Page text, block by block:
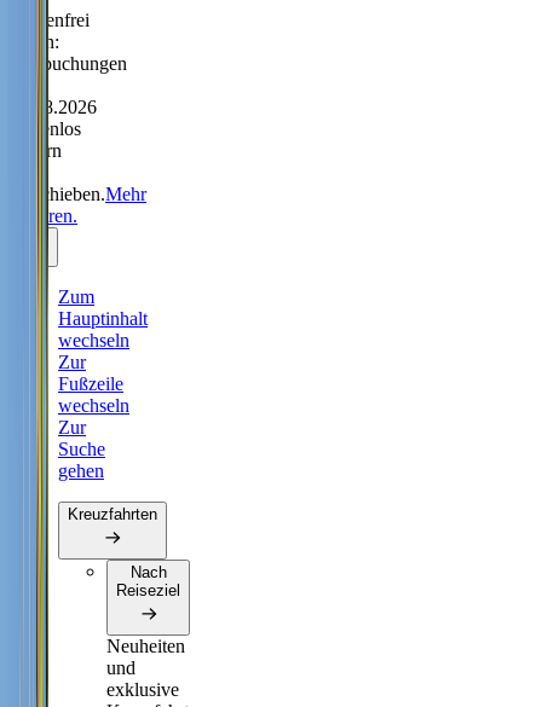
Sorgenfrei
reisen:
Neubuchungen
31.08.2026
kostenlos
ändern
verschieben.Mehr
erfahren.
Zum
Hauptinhalt
wechseln
Zur
Fußzeile
wechseln
Zur
Suche
gehen
Kreuzfahrten
Nach
Reiseziel
Neuheiten
und
exklusive